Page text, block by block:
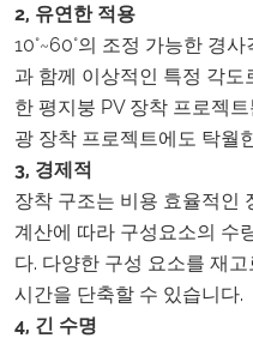
2, 유연한 적용
10°~60°의 조정 가능한 경
과 함께 이상적인 특정 각도
한 평지붕 PV 장착 프로젝
광 장착 프로젝트에도 탁월
3, 경제적
장착 구조는 비용 효율적인
계산에 따라 구성요소의 수
다. 다양한 구성 요소를 재
시간을 단축할 수 있습니다.
4, 긴 수명